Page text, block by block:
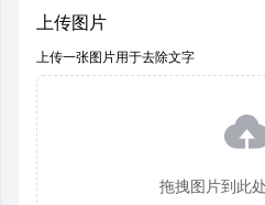
上传图片
上传一张图片用于去除文字
拖拽图片到此处